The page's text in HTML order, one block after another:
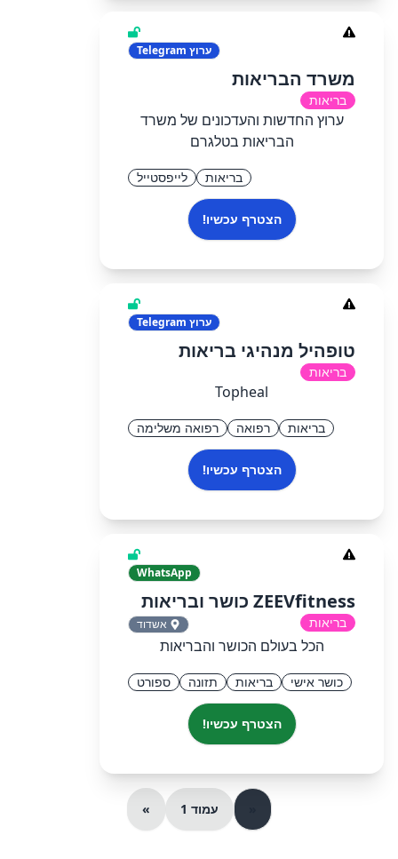
ערוץ
משרד הבריאות
בריאות
ערוץ החדשות והעדכונים של משרד
הבריאות בטלגרם
בריאות לייפסטייל
הצטרף עכשיו!
ערוץ
טופהיל מנהיגי בריאות
בריאות
Topheal
בריאות רפואה רפואה משלימה
הצטרף עכשיו!
WhatsApp
ZEEVfitness כושר ובריאות
בריאות אשדוד
הכל בעולם הכושר והבריאות
כושר אישי בריאות תזונה ספורט
הצטרף עכשיו!
עמוד 1 »